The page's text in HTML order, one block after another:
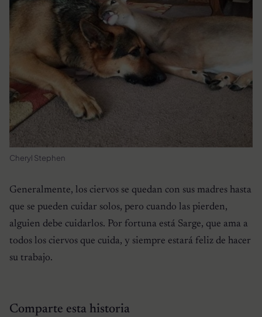
Cheryl Stephen
Generalmente, los ciervos se quedan con sus madres hasta
que se pueden cuidar solos, pero cuando las pierden,
alguien debe cuidarlos. Por fortuna está Sarge, que ama a
todos los ciervos que cuida, y siempre estará feliz de hacer
su trabajo.
Comparte esta historia